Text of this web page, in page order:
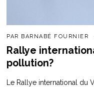
PAR BARNABÉ FOURNIER
Rallye
pollution?
Le Rallye international du